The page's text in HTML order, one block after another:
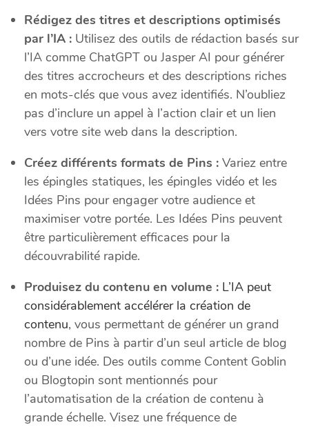
Rédigez des titres et descriptions optimisés
par l’IA : Utilisez des outils de rédaction basés sur
l’IA comme ChatGPT ou Jasper AI pour générer
des titres accrocheurs et des descriptions riches
en mots-clés que vous avez identifiés. N’oubliez
pas d’inclure un appel à l’action clair et un lien
vers votre site web dans la description.
Créez différents formats de Pins : Variez entre
les épingles statiques, les épingles vidéo et les
Idées Pins pour engager votre audience et
maximiser votre portée. Les Idées Pins peuvent
être particulièrement efficaces pour la
découvrabilité rapide.
Produisez du contenu en volume : L’IA peut
considérablement accélérer la création de
contenu, vous permettant de générer un grand
nombre de Pins à partir d’un seul article de blog
ou d’une idée. Des outils comme Content Goblin
ou Blogtopin sont mentionnés pour
l’automatisation de la création de contenu à
grande échelle. Visez une fréquence de